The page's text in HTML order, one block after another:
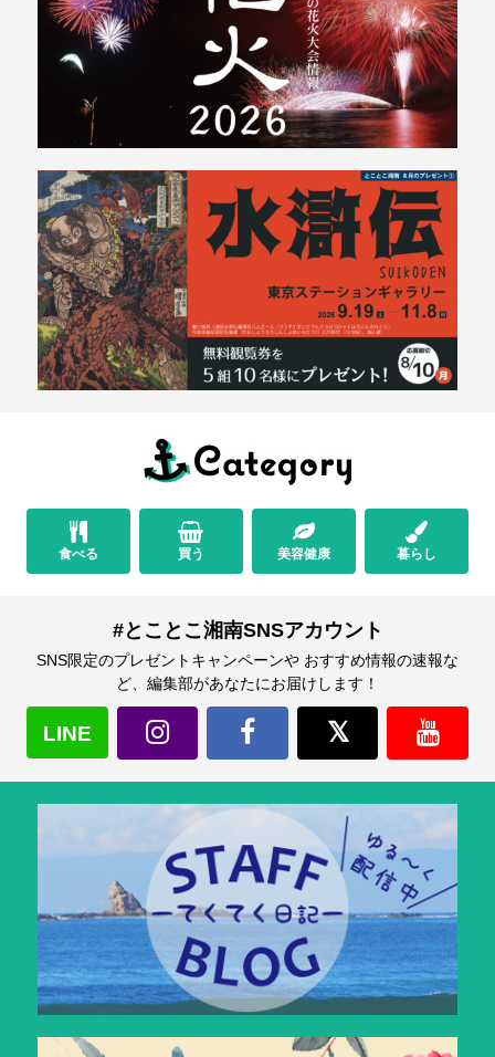
食べる 買う 美容健康 暮らし
#とことこ湘南SNSアカウント
SNS限定のプレゼントキャンペーンや おすすめ情報の速報な
ど、編集部があなたにお届けします！
LINE